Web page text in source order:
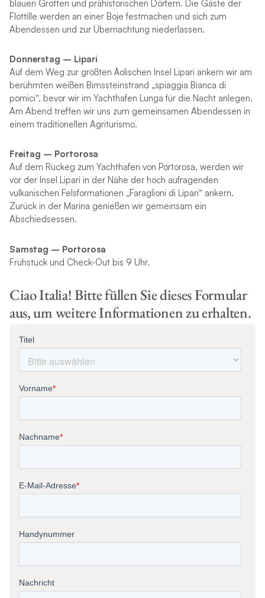
blauen Grotten und prähistorischen Dörfern. Die Gäste der
Flottille werden an einer Boje festmachen und sich zum
Abendessen und zur Übernachtung niederlassen.
Donnerstag – Lipari
Auf dem Weg zur größten Äolischen Insel Lipari ankern wir am
berühmten weißen Bimssteinstrand „spiaggia Bianca di
pomici“, bevor wir im Yachthafen Lunga für die Nacht anlegen.
Am Abend treffen wir uns zum gemeinsamen Abendessen in
einem traditionellen Agriturismo.
Freitag – Portorosa
Auf dem Rückeg zum Yachthafen von Portorosa, werden wir
vor der Insel Lipari in der Nähe der hoch aufragenden
vulkanischen Felsformationen „Faraglioni di Lipari“ ankern.
Zurück in der Marina genießen wir gemeinsam ein
Abschiedsessen.
Samstag – Portorosa
Frühstück und Check-Out bis 9 Uhr.
Ciao Italia! Bitte füllen Sie dieses Formular
aus, um weitere Informationen zu erhalten.